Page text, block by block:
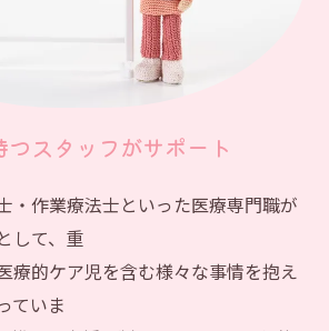
スタッフがサポート
・作業療法士といった医療専門職が
して、重
療的ケア児を含む様々な事情を抱え
ていま